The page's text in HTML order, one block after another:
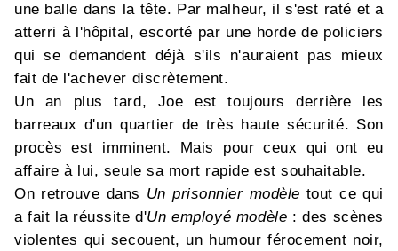
une balle dans la tête. Par malheur, il s'est raté et a
atterri à l'hôpital, escorté par une horde de policiers
qui se demandent déjà s'ils n'auraient pas mieux
fait de l'achever discrètement.
Un an plus tard, Joe est toujours derrière les
barreaux d'un quartier de très haute sécurité. Son
procès est imminent. Mais pour ceux qui ont eu
affaire à lui, seule sa mort rapide est souhaitable.
On retrouve dans Un prisonnier modèle tout ce qui
a fait la réussite d'Un employé modèle : des scènes
violentes qui secouent, un humour férocement noir,